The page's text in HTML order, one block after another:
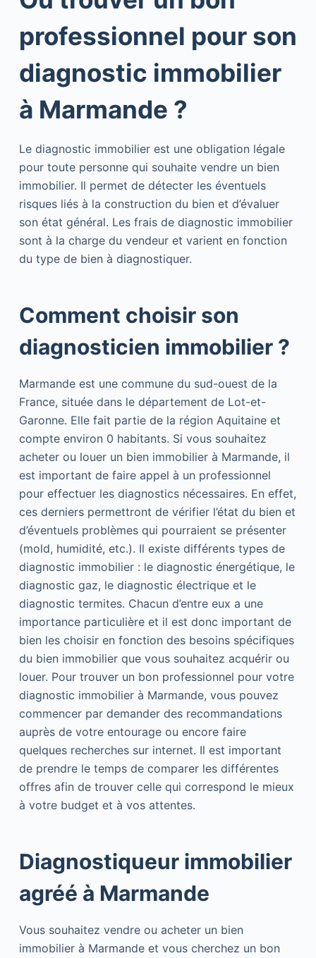
professionnel pour son
diagnostic immobilier
à Marmande ?
Le diagnostic immobilier est une obligation légale
pour toute personne qui souhaite vendre un bien
immobilier. Il permet de détecter les éventuels
risques liés à la construction du bien et d’évaluer
son état général. Les frais de diagnostic immobilier
sont à la charge du vendeur et varient en fonction
du type de bien à diagnostiquer.
Comment choisir son
diagnosticien immobilier ?
Marmande est une commune du sud-ouest de la
France, située dans le département de Lot-et-
Garonne. Elle fait partie de la région Aquitaine et
compte environ 0 habitants. Si vous souhaitez
acheter ou louer un bien immobilier à Marmande, il
est important de faire appel à un professionnel
pour effectuer les diagnostics nécessaires. En effet,
ces derniers permettront de vérifier l’état du bien et
d’éventuels problèmes qui pourraient se présenter
(mold, humidité, etc.). Il existe différents types de
diagnostic immobilier : le diagnostic énergétique, le
diagnostic gaz, le diagnostic électrique et le
diagnostic termites. Chacun d’entre eux a une
importance particulière et il est donc important de
bien les choisir en fonction des besoins spécifiques
du bien immobilier que vous souhaitez acquérir ou
louer. Pour trouver un bon professionnel pour votre
diagnostic immobilier à Marmande, vous pouvez
commencer par demander des recommandations
auprès de votre entourage ou encore faire
quelques recherches sur internet. Il est important
de prendre le temps de comparer les différentes
offres afin de trouver celle qui correspond le mieux
à votre budget et à vos attentes.
Diagnostiqueur immobilier
agréé à Marmande
Vous souhaitez vendre ou acheter un bien
immobilier à Marmande et vous cherchez un bon